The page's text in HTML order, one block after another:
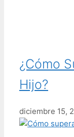
¿Cómo
Hijo?
diciembre 15,